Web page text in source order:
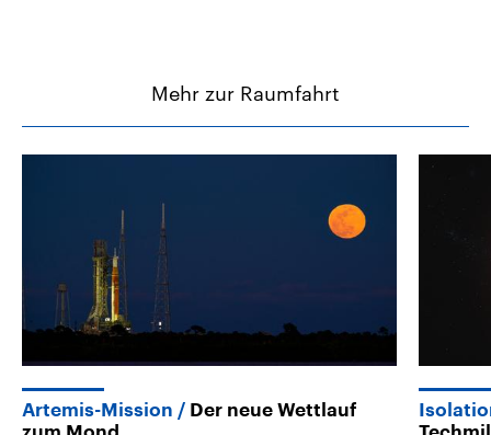
Mehr zur Raumfahrt
Artemis-Mission
Der neue Wettlauf